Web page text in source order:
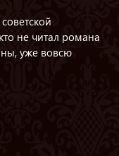
не читал романа
уже вовсю